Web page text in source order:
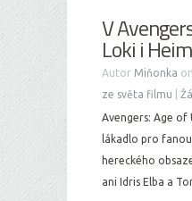
V
Loki i
Autor Miňonka
ze světa filmu
Avengers: Age of
lákadlo pro
hereckého
ani Idris Elba a